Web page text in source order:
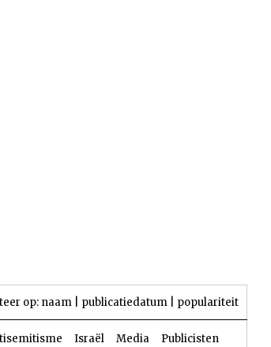
op: naam publicatiedatum populariteit
Israël Media Publicisten